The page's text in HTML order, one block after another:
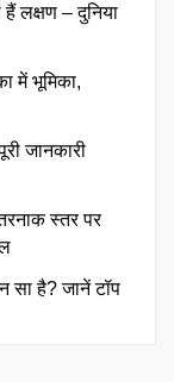
लक्षण – दुनिया
में भूमिका,
जानकारी
स्तर पर
सा है? जानें टॉप